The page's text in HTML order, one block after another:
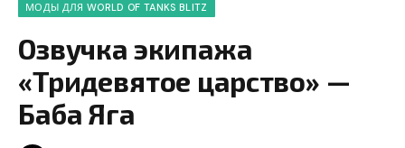
МОДЫ ДЛЯ WORLD OF TANKS BLITZ
Озвучка экипажа
«Тридевятое царство» —
Баба Яга